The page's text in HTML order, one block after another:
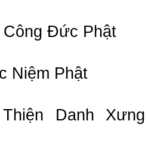
Công Đức Phật
Niệm Phật
Danh Xưng